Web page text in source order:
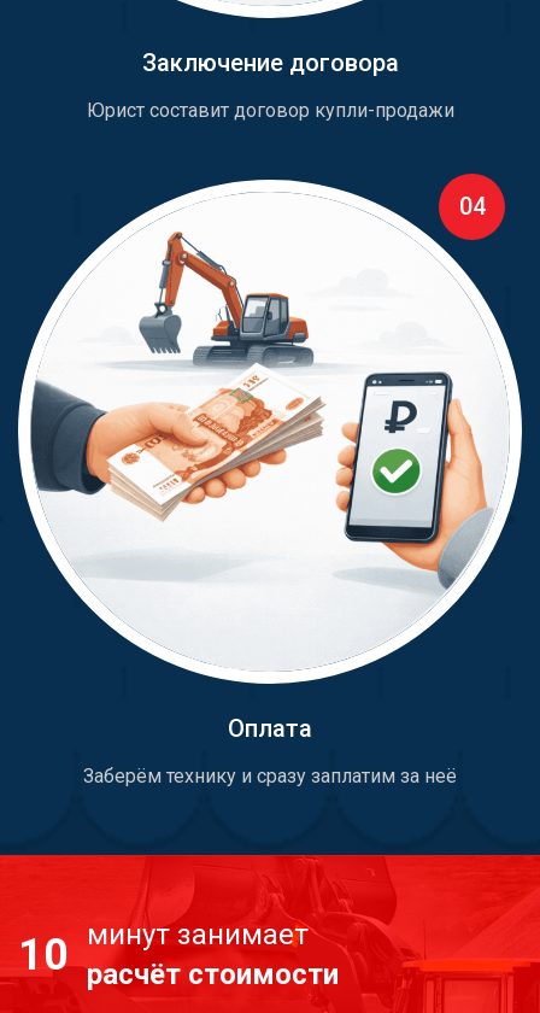
Заключение договора
Юрист составит договор купли-продажи
04
Оплата
Заберём технику и сразу заплатим за неё
10
минут занимает
расчёт стоимости